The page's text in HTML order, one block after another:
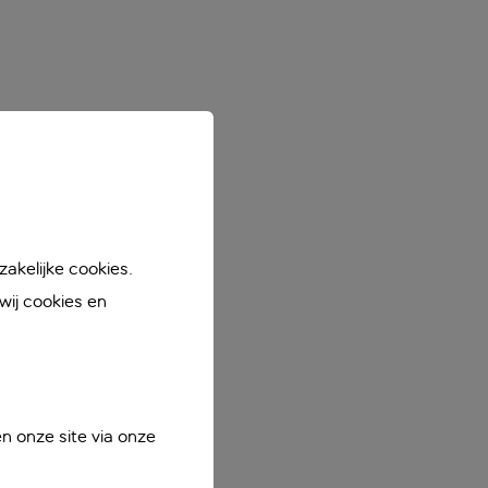
cookies.
cookies en
onze site via onze